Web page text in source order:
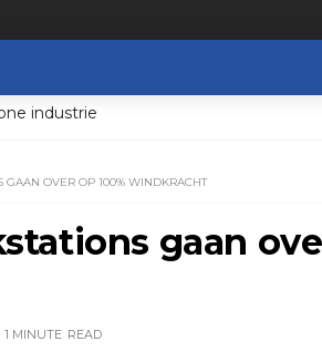
industrie
GAAN OVER OP 100% WINDKRACHT
gaan
1 MINUTE READ